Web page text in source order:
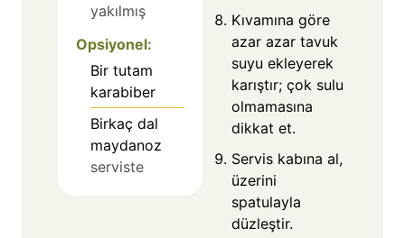
yakılmış
Opsiyonel:
Bir tutam
karabiber
Birkaç dal
maydanoz
serviste
Kıvamına göre
azar azar tavuk
suyu ekleyerek
karıştır; çok sulu
olmamasına
dikkat et.
Servis kabına al,
üzerini
spatulayla
düzleştir.